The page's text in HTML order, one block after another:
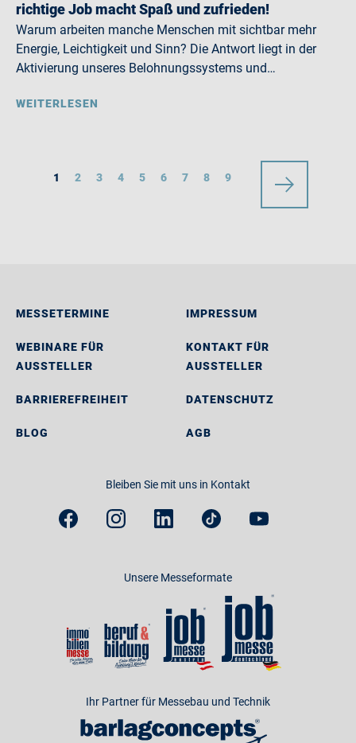
richtige Job macht Spaß und zufrieden!
Warum arbeiten manche Menschen mit sichtbar mehr
Energie, Leichtigkeit und Sinn? Die Antwort liegt in der
Aktivierung unseres Belohnungssystems und…
WEITERLESEN
1 2 3 4 5 6 7 8 9
MESSETERMINE
WEBINARE FÜR
AUSSTELLER
BARRIEREFREIHEIT
BLOG
IMPRESSUM
KONTAKT FÜR
AUSSTELLER
DATENSCHUTZ
AGB
Bleiben Sie mit uns in Kontakt
Unsere Messeformate
Ihr Partner für Messebau und Technik